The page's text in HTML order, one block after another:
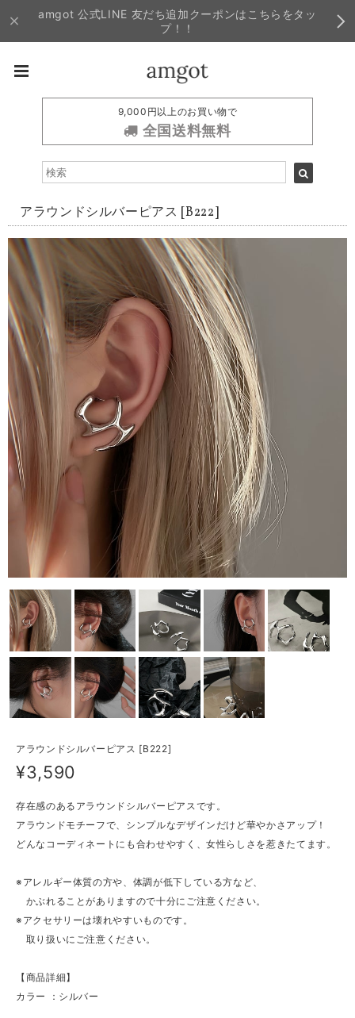
amgot 公式LINE 友だち追加クーポンはこちらをタッ
プ！！
9,000円以上のお買い物で
全国送料無料
アラウンドシルバーピアス [B222]
アラウンドシルバーピアス [B222]
¥3,590
存在感のあるアラウンドシルバーピアスです。
アラウンドモチーフで、シンプルなデザインだけど華やかさアップ！
どんなコーディネートにも合わせやすく、女性らしさを惹きたてます。
※アレルギー体質の方や、体調が低下している方など、
かぶれることがありますので十分にご注意ください。
※アクセサリーは壊れやすいものです。
取り扱いにご注意ください。
【商品詳細】
カラー ：シルバー